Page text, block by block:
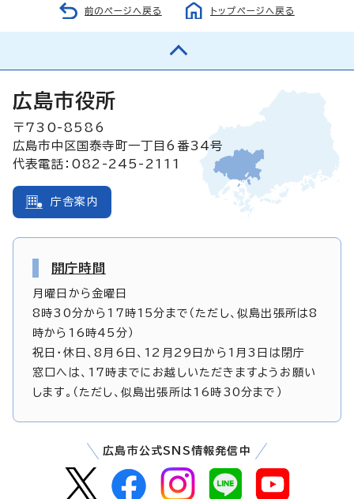
前のページへ戻る トップページへ戻る
広島市役所
〒730-8586
広島市中区国泰寺町一丁目6番34号
代表電話：082-245-2111
庁舎案内
開庁時間
月曜日から金曜日
8時30分から17時15分まで（ただし、似島出張所は8
時から16時45分）
祝日・休日、8月6日、12月29日から1月3日は閉庁
窓口へは、17時までにお越しいただきますようお願い
します。（ただし、似島出張所は16時30分まで）
広島市公式SNS情報発信中